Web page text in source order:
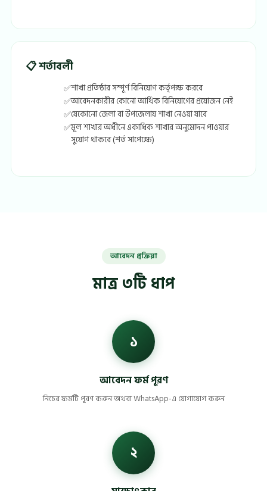
📋 শর্তাবলী
শাখা প্রতিষ্ঠার সম্পূর্ণ বিনিয়োগ কর্তৃপক্ষ করবে
আবেদনকারীর কোনো আর্থিক বিনিয়োগের প্রয়োজন নেই
যেকোনো জেলা বা উপজেলায় শাখা নেওয়া যাবে
মূল শাখার অধীনে একাধিক শাখার অনুমোদন পাওয়ার
সুযোগ থাকবে (শর্ত সাপেক্ষে)
আবেদন প্রক্রিয়া
মাত্র ৩টি ধাপ
১
আবেদন ফর্ম পূরণ
নিচের ফর্মটি পূরণ করুন অথবা WhatsApp-এ যোগাযোগ করুন
২